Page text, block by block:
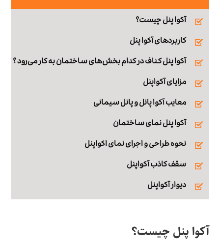
آکوا پنل چیست؟
کاربردهای آکوا پنل
آکوا پنل‌ کناف در کدام بخش‌های ساختمان به کار می‌رود ؟
مزایای آکواپنل
معایب آکوا پانل و پانل سیمانی
آکوا پنل نمای ساختمان
نحوه طراحی و اجرای نمای اکواپنل
سقف کاذب آکواپنل
دیوار آکواپنل
آکوا پنل چیست؟